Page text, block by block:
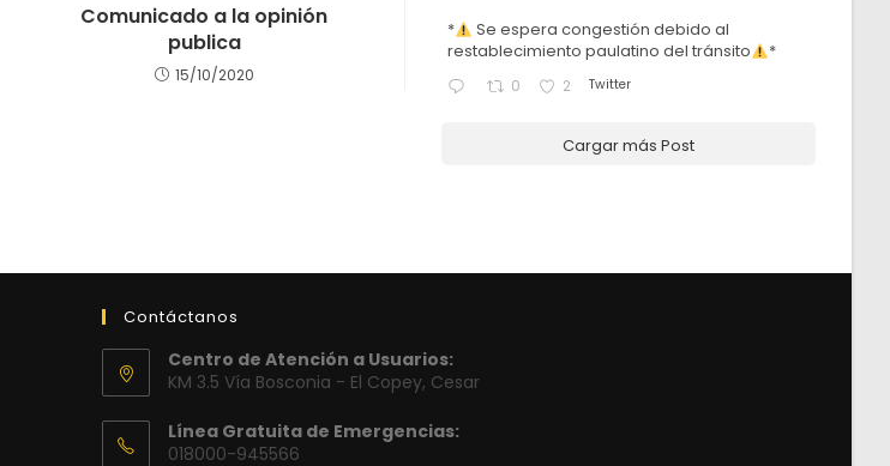
Comunicado a la opinión
publica
15/10/2020
*
Se espera congestión debido al
restablecimiento paulatino del tránsito
*
0 2 Twitter
Cargar más Post
Contáctanos
Centro de Atención a Usuarios:
KM 3.5 Vía Bosconia - El Copey, Cesar
Línea Gratuita de Emergencias:
018000-945566